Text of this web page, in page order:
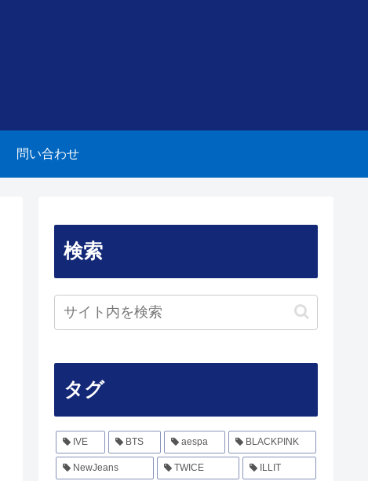
問い合わせ
検索
タグ
IVE BTS aespa BLACKPINK
NewJeans TWICE ILLIT